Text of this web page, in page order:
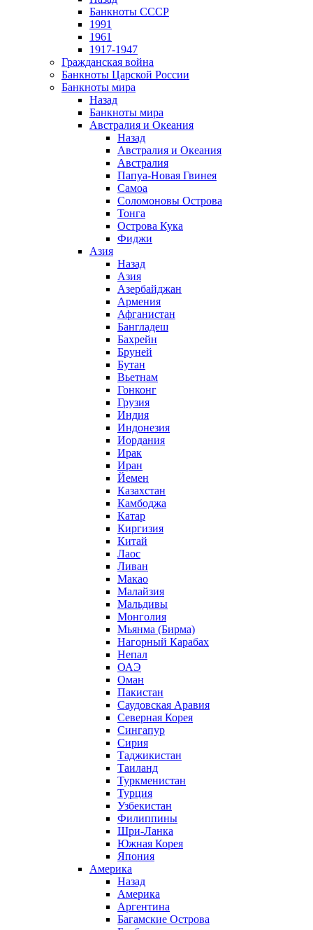
Банкноты СССР
1991
1961
1917-1947
Гражданская война
Банкноты Царской России
Банкноты мира
Назад
Банкноты мира
Австралия и Океания
Назад
Австралия и Океания
Австралия
Папуа-Новая Гвинея
Самоа
Соломоновы Острова
Тонга
Острова Кука
Фиджи
Азия
Назад
Азия
Азербайджан
Армения
Афганистан
Бангладеш
Бахрейн
Бруней
Бутан
Вьетнам
Гонконг
Грузия
Индия
Индонезия
Иордания
Ирак
Иран
Йемен
Казахстан
Камбоджа
Катар
Киргизия
Китай
Лаос
Ливан
Макао
Малайзия
Мальдивы
Монголия
Мьянма (Бирма)
Нагорный Карабах
Непал
ОАЭ
Оман
Пакистан
Саудовская Аравия
Северная Корея
Сингапур
Сирия
Таджикистан
Таиланд
Туркменистан
Турция
Узбекистан
Филиппины
Шри-Ланка
Южная Корея
Япония
Америка
Назад
Америка
Аргентина
Багамские Острова